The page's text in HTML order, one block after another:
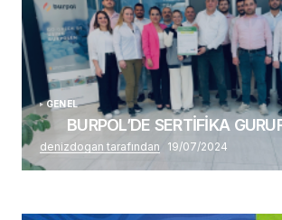
GENEL
BURPOL’DE SERTİFİKA
denizdogan tarafından 19/07/2024